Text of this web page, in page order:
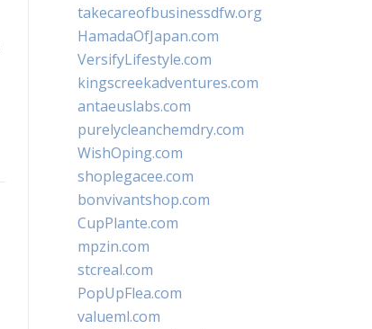
takecareofbusinessdfw.org
HamadaOfJapan.com
VersifyLifestyle.com
kingscreekadventures.com
antaeuslabs.com
purelycleanchemdry.com
WishOping.com
shoplegacee.com
bonvivantshop.com
CupPlante.com
mpzin.com
stcreal.com
PopUpFlea.com
valueml.com